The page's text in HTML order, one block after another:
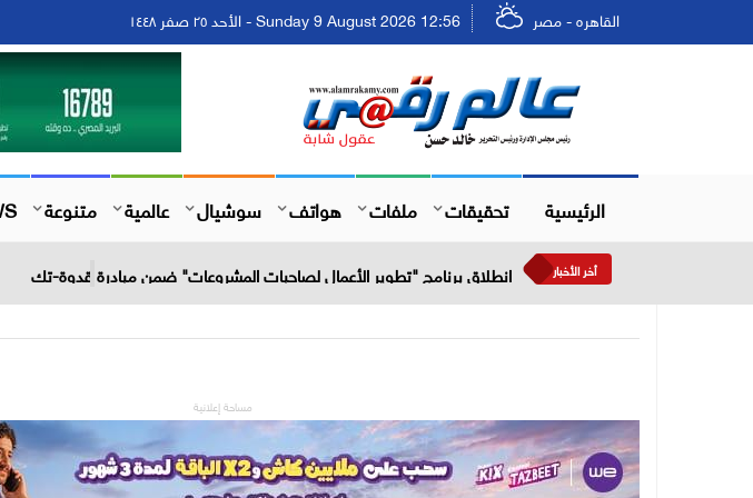
القاهره - مصر Sunday 9 August 2026 12:56 - الأحد ٢٥ صفر ١٤٤٨
الرئيسية تحقيقات ملفات هواتف سوشيال عالمية متنوعة
أخر الأخبار انطلاق برنامج "تطوير الأعمال لصاحبات المشروعات" ضمن مبادرة قدوة-تك
مساحة إعلانية